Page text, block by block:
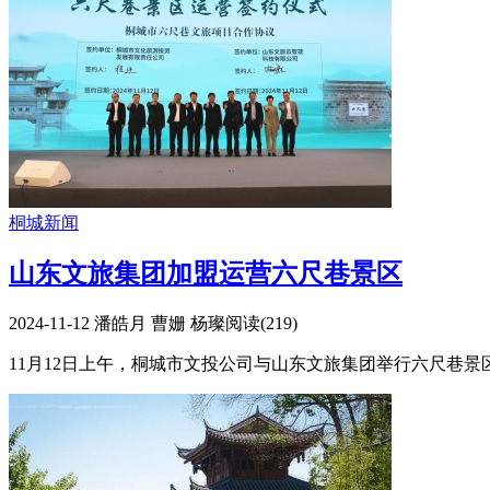
桐城新闻
山东文旅集团加盟运营六尺巷景区
2024-11-12 潘皓月 曹姗 杨璨阅读(219)
11月12日上午，桐城市文投公司与山东文旅集团举行六尺巷景